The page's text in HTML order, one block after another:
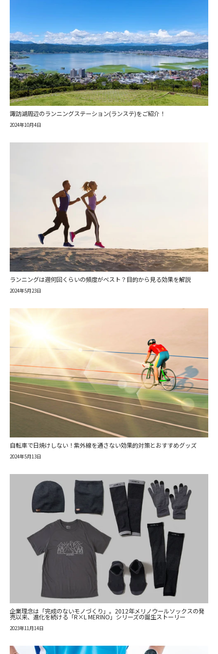
諏訪湖周辺のランニングステーション(ランステ)をご紹介！
2024年10月4日
ランニングは週何回くらいの頻度がベスト？目的から見る効果を解説
2024年5月23日
自転車で日焼けしない！紫外線を通さない効果的対策とおすすめグッズ
2024年5月13日
企業理念は「完成のないモノづくり」。2012年メリノウールソックスの発
売以来、進化を続ける「R×L MERINO」シリーズの誕生ストーリー
2023年11月14日